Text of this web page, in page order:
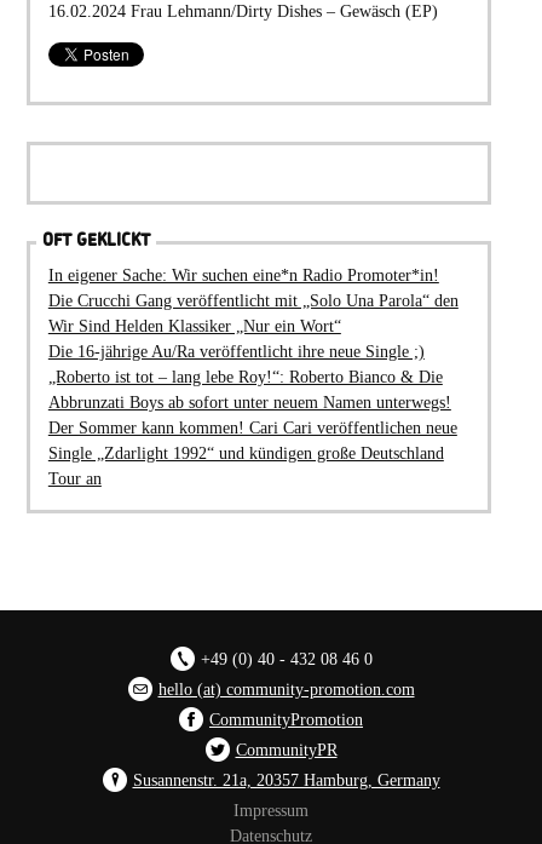
16.02.2024 Frau Lehmann/Dirty Dishes – Gewäsch (EP)
OFT GEKLICKT
In eigener Sache: Wir suchen eine*n Radio Promoter*in!
Die Crucchi Gang veröffentlicht mit „Solo Una Parola“ den
Wir Sind Helden Klassiker „Nur ein Wort“
Die 16-jährige Au/Ra veröffentlicht ihre neue Single ;)
„Roberto ist tot – lang lebe Roy!“: Roberto Bianco & Die
Abbrunzati Boys ab sofort unter neuem Namen unterwegs!
Der Sommer kann kommen! Cari Cari veröffentlichen neue
Single „Zdarlight 1992“ und kündigen große Deutschland
Tour an
+49 (0) 40 - 432 08 46 0
hello (at) community-promotion.com
CommunityPromotion
CommunityPR
Susannenstr. 21a, 20357 Hamburg, Germany
Impressum
Datenschutz